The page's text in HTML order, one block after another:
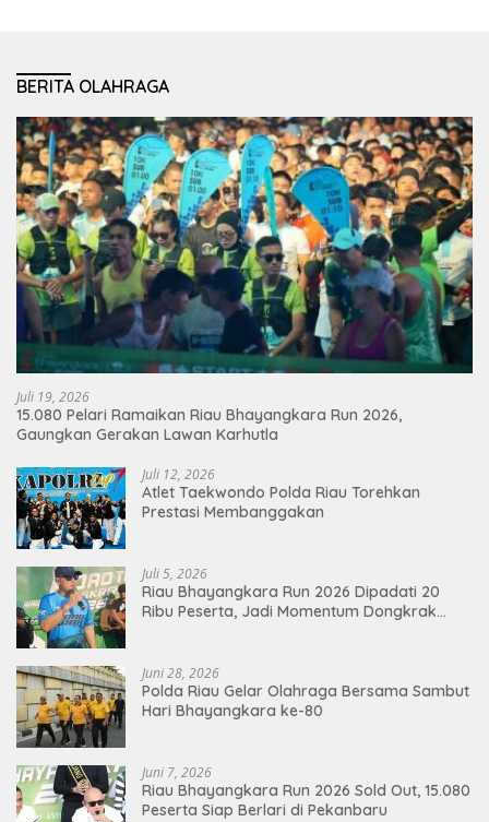
BERITA OLAHRAGA
Juli 19, 2026
15.080 Pelari Ramaikan Riau Bhayangkara Run 2026,
Gaungkan Gerakan Lawan Karhutla
Juli 12, 2026
Atlet Taekwondo Polda Riau Torehkan
Prestasi Membanggakan
Juli 5, 2026
Riau Bhayangkara Run 2026 Dipadati 20
Ribu Peserta, Jadi Momentum Dongkrak
Juni 28, 2026
Polda Riau Gelar Olahraga Bersama Sambut
Hari Bhayangkara ke-80
Juni 7, 2026
Riau Bhayangkara Run 2026 Sold Out, 15.080
Peserta Siap Berlari di Pekanbaru